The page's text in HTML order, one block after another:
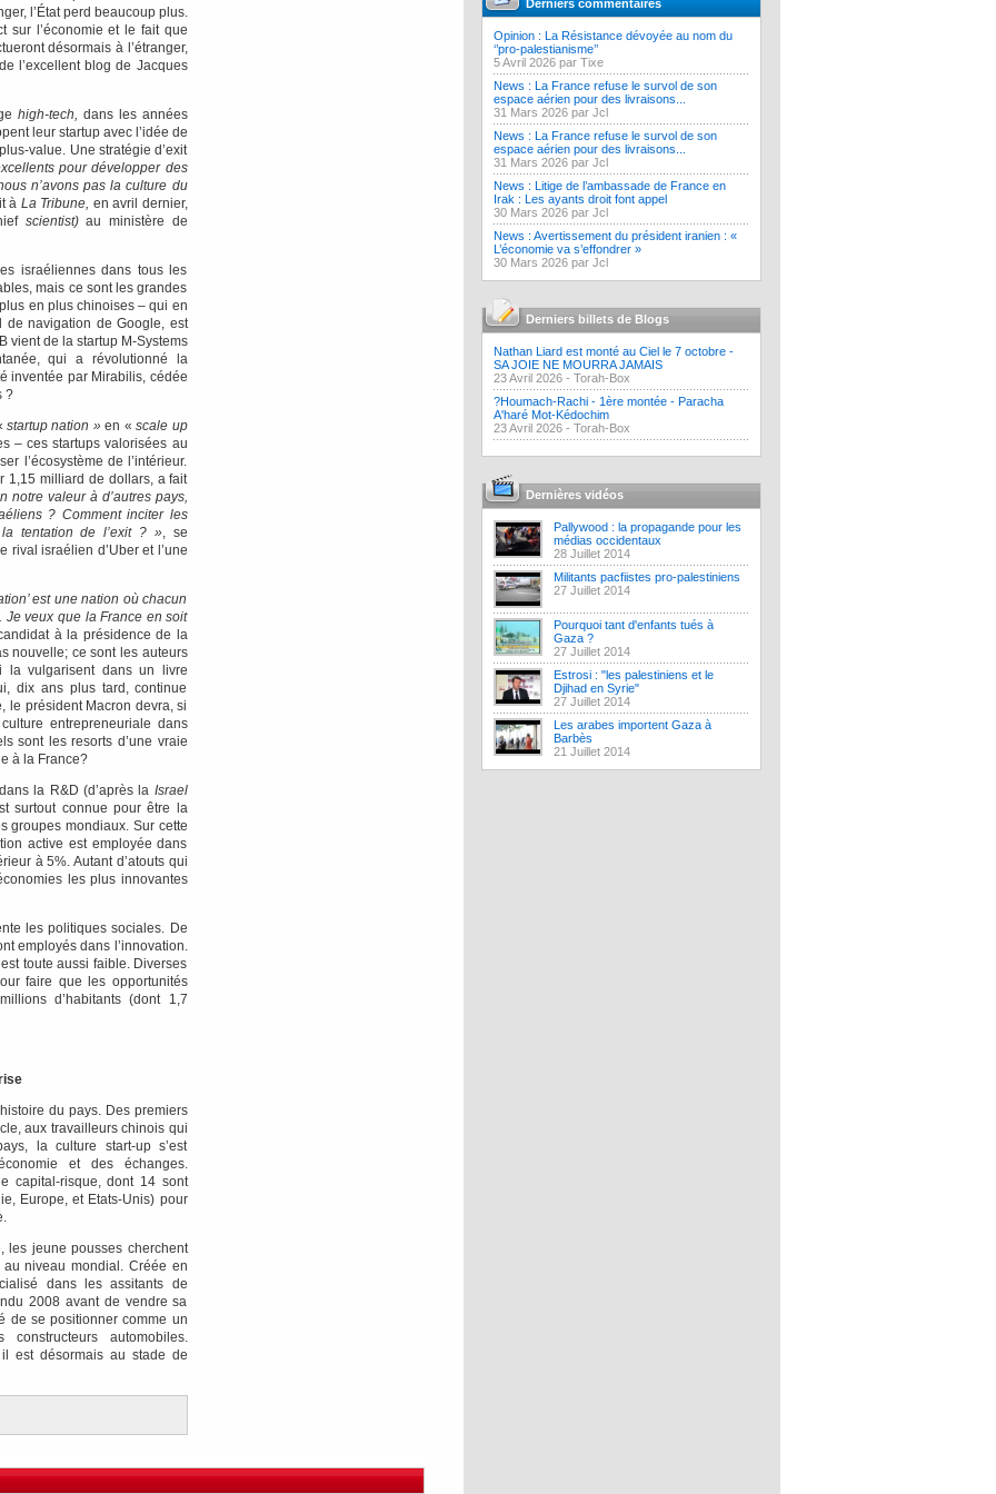
l’État perd beaucoup plus.
sur l’économie et le fait que
désormais à l’étranger,
l’excellent blog de Jacques
high-tech, dans les années
leur startup avec l’idée de
value. Une stratégie d’exit
pour développer des
n’avons pas la culture du
à La Tribune, en avril dernier,
scientist)au ministère de
israéliennes dans tous les
mais ce sont les grandes
en plus chinoises – qui en
de navigation de Google, est
vient de la startup M-Systems
qui a révolutionné la
inventée par Mirabilis, cédée
?
startup nation »en «scale up
– ces startups valorisées au
l’écosystème de l’intérieur.
1,15 milliard de dollars, a fait
notre valeur à d’autres pays,
? Comment inciter les
tentation de l’exit ? », se
rival israélien d’Uber et l’une
est une nation où chacun
Je veux que la France en soit
à la présidence de la
nouvelle; ce sont les auteurs
la vulgarisent dans un livre
dix ans plus tard, continue
le président Macron devra, si
entrepreneuriale dans
sont les resorts d’une vraie
à la France?
la R&D (d’après la Israel
surtout connue pour être la
groupes mondiaux. Sur cette
active est employée dans
à 5%. Autant d’atouts qui
les plus innovantes
les politiques sociales. De
employés dans l’innovation.
toute aussi faible. Diverses
faire que les opportunités
d’habitants (dont 1,7
du pays. Des premiers
aux travailleurs chinois qui
la culture start-up s’est
et des échanges.
capital-risque, dont 14 sont
Europe, et Etats-Unis) pour
les jeune pousses cherchent
niveau mondial. Créée en
dans les assitants de
2008 avant de vendre sa
de se positionner comme un
automobiles.
est désormais au stade de
Derniers commentaires
Opinion : La Résistance dévoyée au nom du
‘’pro-palestianisme’’
5 Avril 2026 par Tixe
News : La France refuse le survol de son
espace aérien pour des livraisons...
31 Mars 2026 par Jcl
News : La France refuse le survol de son
espace aérien pour des livraisons...
31 Mars 2026 par Jcl
News : Litige de l’ambassade de France en
Irak : Les ayants droit font appel
30 Mars 2026 par Jcl
News : Avertissement du président iranien : «
L’économie va s’effondrer »
30 Mars 2026 par Jcl
Derniers billets de Blogs
Nathan Liard est monté au Ciel le 7 octobre -
SA JOIE NE MOURRA JAMAIS
23 Avril 2026 - Torah-Box
?Houmach-Rachi - 1ère montée - Paracha
A'haré Mot-Kédochim
23 Avril 2026 - Torah-Box
Dernières vidéos
Pallywood : la propagande pour les
médias occidentaux
28 Juillet 2014
Militants pacfiistes pro-palestiniens
27 Juillet 2014
Pourquoi tant d'enfants tués à
Gaza ?
27 Juillet 2014
Estrosi : "les palestiniens et le
Djihad en Syrie"
27 Juillet 2014
Les arabes importent Gaza à
Barbès
21 Juillet 2014